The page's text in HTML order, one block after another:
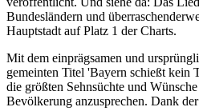
Bundesländern und
Hauptstadt auf Platz 1 der Charts.
Mit dem einprägsamen und
gemeinten Titel 'Bayern schießt kein
die größten Sehnsüchte und
Bevölkerung anzusprechen. Dank